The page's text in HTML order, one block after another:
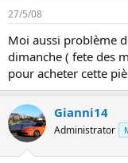
27/5/08
Moi aussi problème
dimanche ( fete des
pour acheter cette
Gianni14
Administrator